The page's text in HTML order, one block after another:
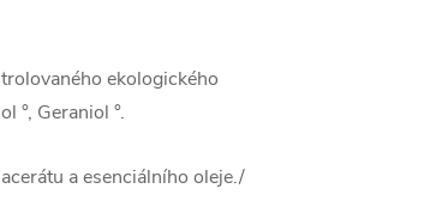
ekologického
°, Geraniol °.
a esenciálního oleje./